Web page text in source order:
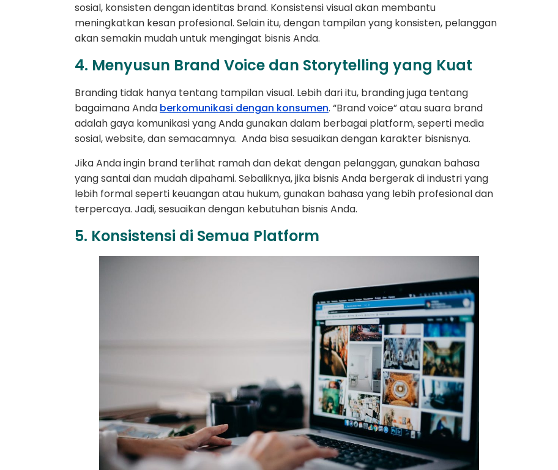
sosial, konsisten dengan identitas brand. Konsistensi visual akan membantu
meningkatkan kesan profesional. Selain itu, dengan tampilan yang konsisten, pelanggan
akan semakin mudah untuk mengingat bisnis Anda.
4. Menyusun Brand Voice dan Storytelling yang Kuat
Branding tidak hanya tentang tampilan visual. Lebih dari itu, branding juga tentang
bagaimana Anda berkomunikasi dengan konsumen. “Brand voice” atau suara brand
adalah gaya komunikasi yang Anda gunakan dalam berbagai platform, seperti media
sosial, website, dan semacamnya. Anda bisa sesuaikan dengan karakter bisnisnya.
Jika Anda ingin brand terlihat ramah dan dekat dengan pelanggan, gunakan bahasa
yang santai dan mudah dipahami. Sebaliknya, jika bisnis Anda bergerak di industri yang
lebih formal seperti keuangan atau hukum, gunakan bahasa yang lebih profesional dan
terpercaya. Jadi, sesuaikan dengan kebutuhan bisnis Anda.
5. Konsistensi di Semua Platform